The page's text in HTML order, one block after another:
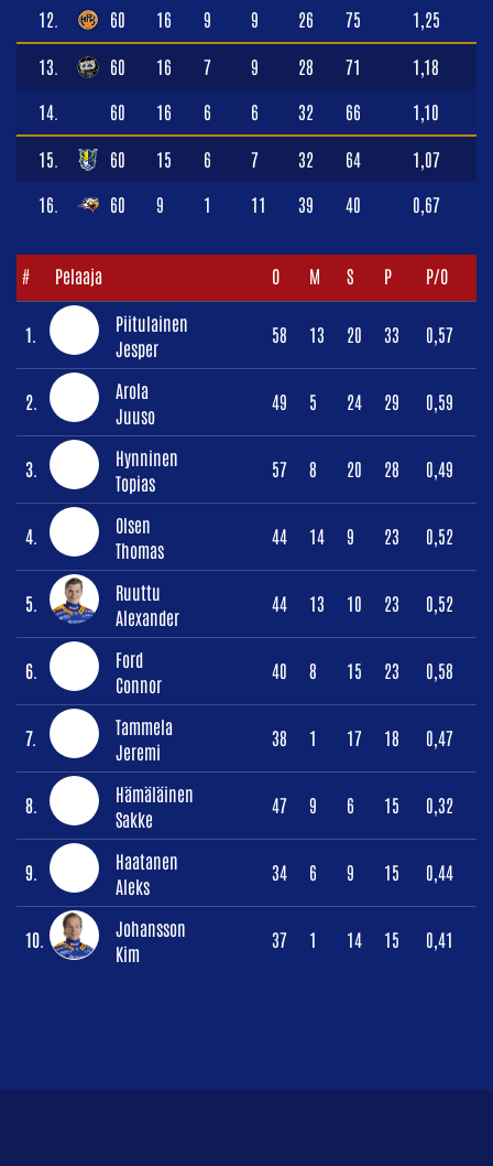
12. 60 16 9 9 26 75 1,25
13. 60 16 7 9 28 71 1,18
14. 60 16 6 6 32 66 1,10
15. 60 15 6 7 32 64 1,07
16. 60 9 1 11 39 40 0,67
# Pelaaja O M S P P/O
1.
Piitulainen
Jesper
58 13 20 33 0,57
2.
Arola
Juuso
49 5 24 29 0,59
3.
Hynninen
Topias
57 8 20 28 0,49
4.
Olsen
Thomas
44 14 9 23 0,52
5.
Ruuttu
Alexander
44 13 10 23 0,52
6.
Ford
Connor
40 8 15 23 0,58
7.
Tammela
Jeremi
38 1 17 18 0,47
8.
Hämäläinen
Sakke
47 9 6 15 0,32
9.
Haatanen
Aleks
34 6 9 15 0,44
10.
Johansson
Kim
37 1 14 15 0,41